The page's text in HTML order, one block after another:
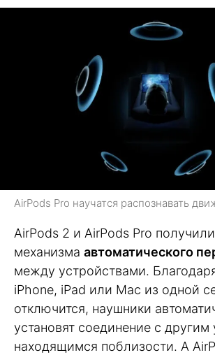
AirPods Pro научатся распознавать
AirPods 2 и AirPods Pro
механизма автоматического
между устройствами.
iPhone, iPad или Mac из одной
отключится, наушники
установят соединение с другим
находящимся поблизости. А